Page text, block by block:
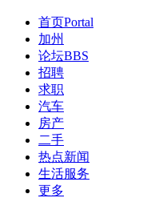
首页Portal
加州
论坛BBS
招聘
求职
汽车
房产
二手
热点新闻
生活服务
更多